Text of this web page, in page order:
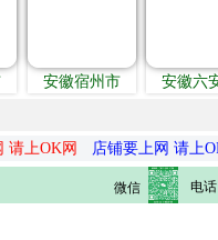
安徽宿州市 安徽六
请上OK网 店铺要上网 请上
微信 电